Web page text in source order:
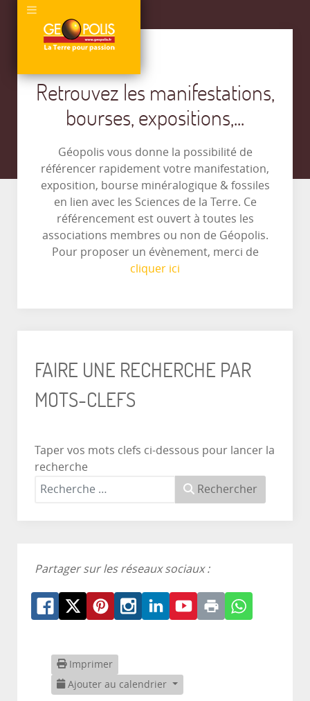
Retrouvez les manifestations,
bourses, expositions,...
Géopolis vous donne la possibilité de
référencer rapidement votre manifestation,
exposition, bourse minéralogique & fossiles
en lien avec les Sciences de la Terre. Ce
référencement est ouvert à toutes les
associations membres ou non de Géopolis.
Pour proposer un évènement, merci de
cliquer ici
FAIRE UNE RECHERCHE PAR
MOTS-CLEFS
Taper vos mots clefs ci-dessous pour lancer la
recherche
Rechercher
Partager sur les réseaux sociaux :
Imprimer
Ajouter au calendrier